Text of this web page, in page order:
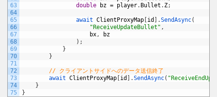
63
64
65
66
67
68
69
70
71
72
73
74
75
double
bz = player. Bullet . Z;
await ClientProxyMap id .SendAsync(
"ReceiveUpdateBullet" ,
bx,
bz
) ;
}
}
// クライアントサイドへのデータ送信終了
await ClientProxyMap id .SendAsync(
}
}